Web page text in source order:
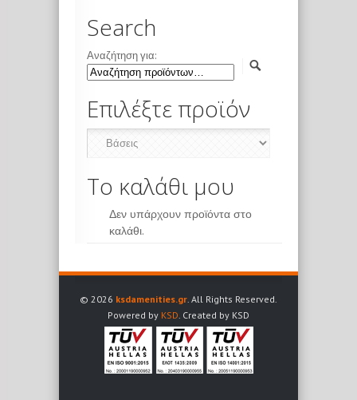
Search
Αναζήτηση για:
Επιλέξτε προϊόν
Το καλάθι μου
Δεν υπάρχουν προϊόντα στο
καλάθι.
© 2026 ksdamenities.gr . All Rights Reserved.
Powered by KSD . Created by KSD